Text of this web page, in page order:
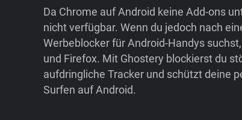
Da Chrome auf Android keine Add-ons
nicht verfügbar. Wenn du jedoch nach
Werbeblocker für Android-Handys
und Firefox. Mit Ghostery blockierst du
aufdringliche Tracker und schützt deine
Surfen auf Android.